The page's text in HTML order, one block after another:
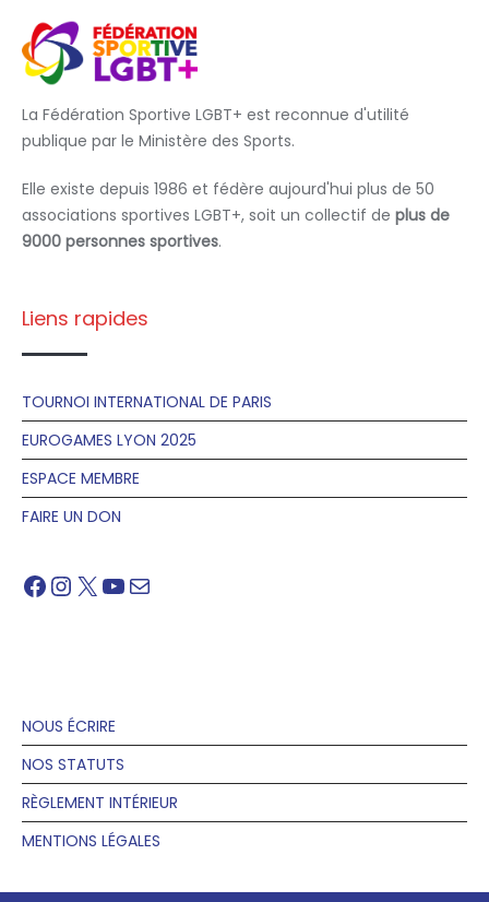
La Fédération Sportive LGBT+ est reconnue d'utilité
publique par le Ministère des Sports.
Elle existe depuis 1986 et fédère aujourd'hui plus de 50
associations sportives LGBT+, soit un collectif de plus de
9000 personnes sportives.
Liens rapides
TOURNOI INTERNATIONAL DE PARIS
EUROGAMES LYON 2025
ESPACE MEMBRE
FAIRE UN DON
Facebook
Instagram
X YouTube
NOUS ÉCRIRE
NOS STATUTS
RÈGLEMENT INTÉRIEUR
MENTIONS LÉGALES